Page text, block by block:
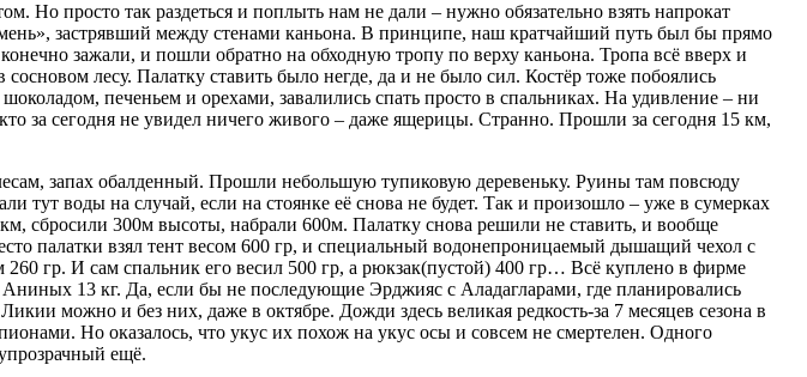
Но просто так раздеться и поплыть нам не дали – нужно обязательно взять напрокат
застрявший между стенами каньона. В принципе, наш кратчайший путь был бы прямо
зажали, и пошли обратно на обходную тропу по верху каньона. Тропа всё вверх и
лесу. Палатку ставить было негде, да и не было сил. Костёр тоже побоялись
печеньем и орехами, завалились спать просто в спальниках. На удивление – ни
за сегодня не увидел ничего живого – даже ящерицы. Странно. Прошли за сегодня 15 км,
запах обалденный. Прошли небольшую тупиковую деревеньку. Руины там повсюду
тут воды на случай, если на стоянке её снова не будет. Так и произошло – уже в сумерках
сбросили 300м высоты, набрали 600м. Палатку снова решили не ставить, и вообще
палатки взял тент весом 600 гр, и специальный водонепроницаемый дышащий чехол с
гр. И сам спальник его весил 500 гр, а рюкзак(пустой) 400 гр… Всё куплено в фирме
13 кг. Да, если бы не последующие Эрджияс с Аладагларами, где планировались
можно и без них, даже в октябре. Дожди здесь великая редкость-за 7 месяцев сезона в
Но оказалось, что укус их похож на укус осы и совсем не смертелен. Одного
ещё.